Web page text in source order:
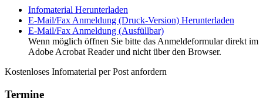
Infomaterial Herunterladen
E-Mail/Fax Anmeldung (Druck-Version) Herunterladen
E-Mail/Fax Anmeldung (Ausfüllbar)
Wenn möglich öffnen Sie bitte das Anmeldeformular direkt im
Adobe Acrobat Reader und nicht über den Browser.
Kostenloses Infomaterial per Post anfordern
Termine